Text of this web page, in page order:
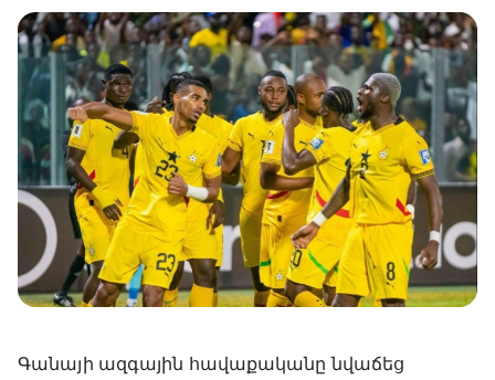
Գանայի ազգային հավաքականը նվաճեց